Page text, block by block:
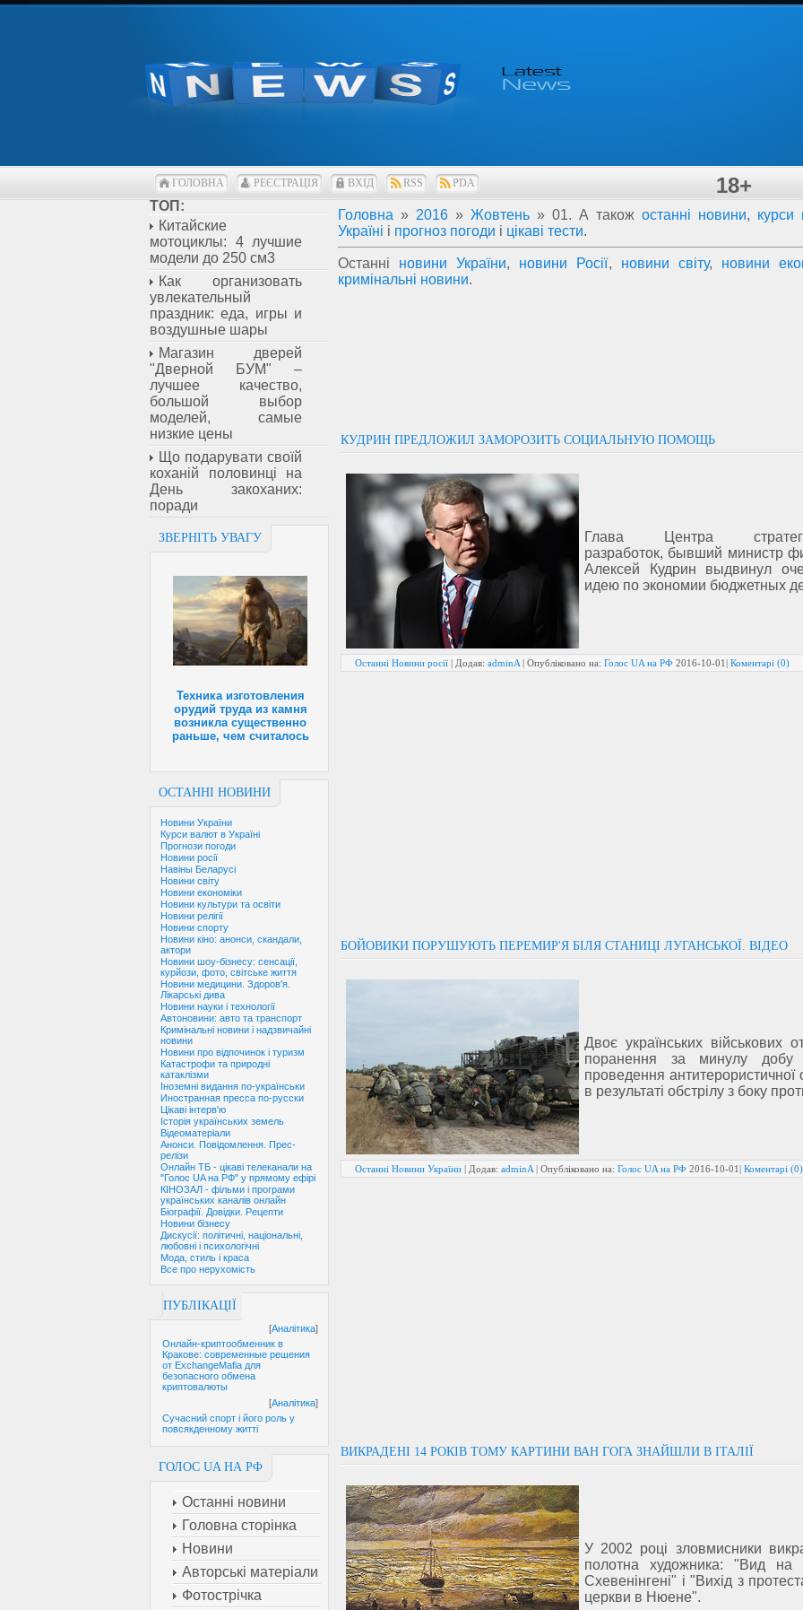
ГОЛОВНА РЕЄСТРАЦІЯ ВХІД RSS PDA 18+
ТОП:
Китайские
мотоциклы: 4 лучшие
модели до 250 см3
Как организовать
увлекательный
праздник: еда, игры и
воздушные шары
Магазин дверей
"Дверной БУМ" –
лучшее качество,
большой выбор
моделей, самые
низкие цены
Що подарувати своїй
коханій половинці на
День закоханих:
поради
ЗВЕРНІТЬ УВАГУ
Техника изготовления
орудий труда из камня
возникла существенно
раньше, чем считалось
ОСТАННІ НОВИНИ
Новини України
Курси валют в Україні
Прогнози погоди
Новини росії
Навіны Беларусі
Новини світу
Новини економіки
Новини культури та освіти
Новини релігії
Новини спорту
Новини кіно: анонси, скандали,
актори
Новини шоу-бізнесу: сенсації,
курйози, фото, світське життя
Новини медицини. Здоров'я.
Лікарські дива
Новини науки і технології
Автоновини: авто та транспорт
Кримінальні новини і надзвичайні
новини
Новини про відпочинок і туризм
Катастрофи та природні
катаклізми
Іноземні видання по-українськи
Иностранная пресса по-русски
Цікаві інтерв'ю
Історія українських земель
Відеоматеріали
Анонси. Повідомлення. Прес-
релізи
Онлайн ТБ - цікаві телеканали на
"Голос UA на РФ" у прямому ефірі
КІНОЗАЛ - фільми і програми
українських каналів онлайн
Біографії. Довідки. Рецепти
Новини бізнесу
Дискусії: політичні, національні,
любовні і психологічні
Мода, стиль і краса
Все про нерухомість
ПУБЛІКАЦІЇ
[Аналітика]
Онлайн-криптообменник в
Кракове: современные решения
от ExchangeMafia для
безопасного обмена
криптовалюты
[Аналітика]
Сучасний спорт і його роль у
повсякденному житті
ГОЛОС UA НА РФ
Останні новини
Головна сторінка
Новини
Авторські матеріали
Фотострічка
Головна » 2016 » Жовтень » 01. А також останні новини, курси
Україні і прогноз погоди і цікаві тести.
Останні новини України, новини Росії, новини світу, новини
кримінальні новини.
КУДРИН ПРЕДЛОЖИЛ ЗАМОРОЗИТЬ СОЦИАЛЬНУЮ ПОМОЩЬ
Глава Центра
разработок, бывший министр
Алексей Кудрин выдвинул
идею по экономии бюджетных
Останні Новини росії | Додав: adminA | Опубліковано на: Голос UA на РФ 2016-10-01| Коментарі (0)
БОЙОВИКИ ПОРУШУЮТЬ ПЕРЕМИР'Я БІЛЯ СТАНИЦІ ЛУГАНСЬКОЇ. ВІДЕО
Двоє українських військових
поранення за минулу добу
проведення антитерористичної
в результаті обстрілу з боку
Останні Новини України | Додав: adminA | Опубліковано на: Голос UA на РФ 2016-10-01| Коментарі (0)
ВИКРАДЕНІ 14 РОКІВ ТОМУ КАРТИНИ ВАН ГОГА ЗНАЙШЛИ В ІТАЛІЇ
У 2002 році зловмисники
полотна художника: "Вид
Схевенінгені" і "Вихід з
церкви в Нюене".